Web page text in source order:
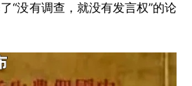
“没有调查，就没有发言权”的论